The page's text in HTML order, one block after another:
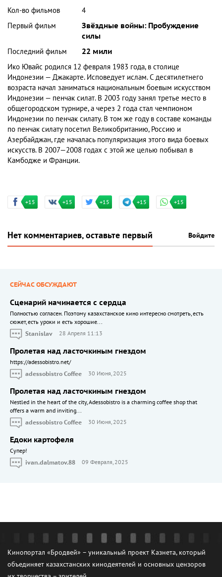
Кол-во фильмов
4
Первый фильм
Звёздные войны: Пробуждение
силы
Последний фильм
22 мили
Ико Ювайс родился 12 февраля 1983 года, в столице
Индонезии — Джакарте. Исповедует ислам. C десятилетнего
возраста начал заниматься национальным боевым искусством
Индонезии — пенчак силат. В 2003 году занял третье место в
общегородском турнире, а через 2 года стал чемпионом
Индонезии по пенчак силату. В том же году в составе команды
по пенчак силату посетил Великобританию, Россию и
Азербайджан, где началась популяризация этого вида боевых
искусств. В 2007—2008 годах с этой же целью побывал в
Камбодже и Франции.
+15 +15 +15 +15 +15
Нет комментариев, оставьте первый Войдите
СЕЙЧАС ОБСУЖДАЮТ
Сценарий начинается с сердца
Полностью согласен. Поэтому казахстанское кино интересно смотреть, есть
сюжет, есть уроки и есть хорошие...
Stanislav
28 Апреля 11:13
Пролетая над ласточкиным гнездом
https://adessobistro.net/
adessobistro Coffee
30 Июня, 2025
Пролетая над ласточкиным гнездом
Nestled in the heart of the city, Adessobistro is a charming coffee shop that
offers a warm and inviting...
adessobistro Coffee
30 Июня, 2025
Едоки картофеля
Cупер!
ivan.dalmatov.88
09 Февраля, 2025
Кинопортал «Бродвей» – уникальный проект Казнета, который
объединяет казахстанских кинодеятелей и основных цензоров